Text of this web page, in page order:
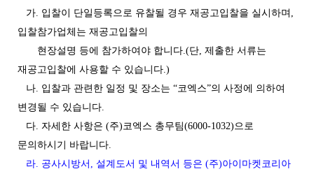
가. 입찰이 단일등록으로 유찰될 경우 재공고입찰을 실시하며,
입찰참가업체는 재공고입찰의
현장설명 등에 참가하여야 합니다.(단, 제출한 서류는
재공고입찰에 사용할 수 있습니다.)
나. 입찰과 관련한 일정 및 장소는 “코엑스”의 사정에 의하여
변경될 수 있습니다.
다. 자세한 사항은 (주)코엑스 총무팀(6000-1032)으로
문의하시기 바랍니다.
라. 공사시방서, 설계도서 및 내역서 등은 (주)아이마켓코리아